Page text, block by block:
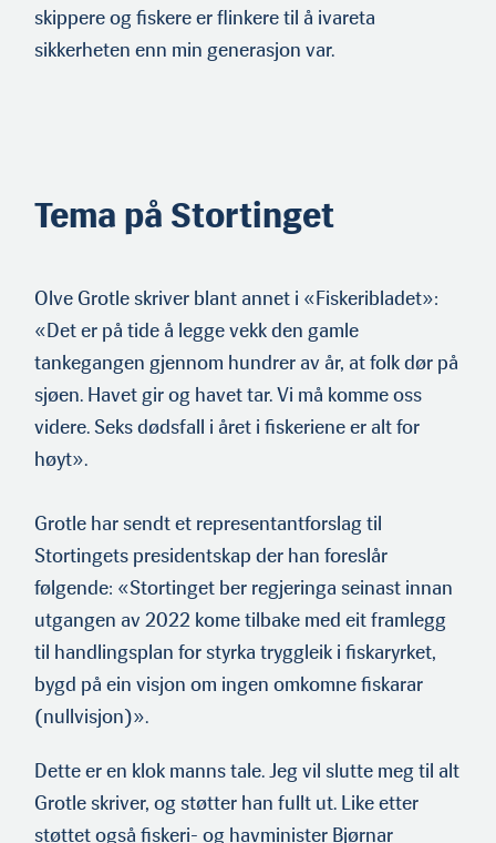
skippere og fiskere er flinkere til å ivareta
sikkerheten enn min generasjon var.
Tema på Stortinget
Olve Grotle skriver blant annet i «Fiskeribladet»:
«Det er på tide å legge vekk den gamle
tankegangen gjennom hun­drer av år, at folk dør på
sjøen. Havet gir og havet tar. Vi må komme oss
videre. Seks dødsfall i året i fiskeriene er alt for
høyt».
Grotle har sendt et representantforslag til
Stortingets presi­dentskap der han foreslår
følgende: «Stortinget ber regjeringa seinast innan
utgangen av 2022 kome tilbake med eit framlegg
til handlingsplan for styrka tryggleik i fiskaryrket,
bygd på ein visjon om ingen omkomne fiskarar
(nullvisjon)».
Dette er en klok manns tale. Jeg vil slutte meg til alt
Grotle skriver, og støtter han fullt ut. Like etter
støttet også fis­keri- og havminister Bjørnar